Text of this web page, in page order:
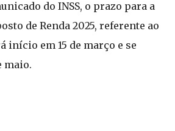
do INSS, o prazo para a
de Renda 2025, referente ao
início em 15 de março e se
maio.